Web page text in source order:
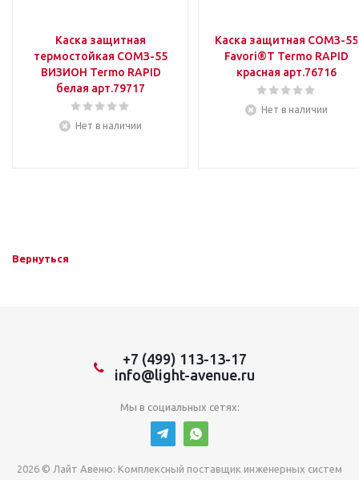
Каска защитная
термостойкая СОМЗ-55
ВИЗИОН Termo RAPID
белая арт.79717
Нет в наличии
Каска защитная СОМЗ-55
Favori®T Termo RAPID
красная арт.76716
Нет в наличии
Вернуться
+7 (499) 113-13-17
info@light-avenue.ru
Мы в социальных сетях:
2026 © Лайт Авеню: Комплексный поставщик инженерных систем